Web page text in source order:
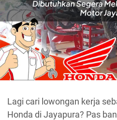
Lagi cari lowongan kerja
Honda di Jayapura? Pas